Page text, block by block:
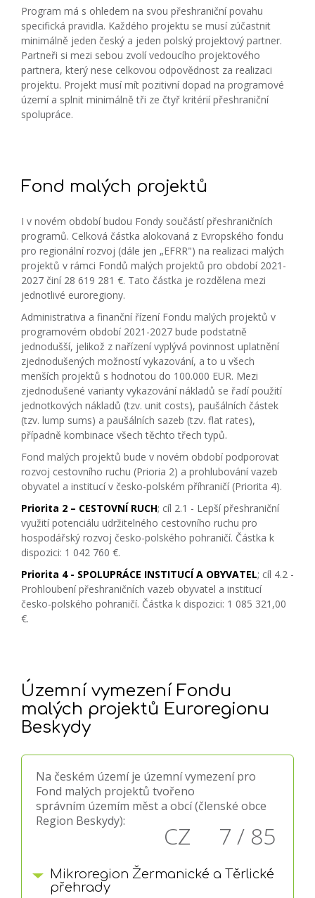
Program má s ohledem na svou přeshraniční povahu
specifická pravidla. Každého projektu se musí zúčastnit
minimálně jeden český a jeden polský projektový partner.
Partneři si mezi sebou zvolí vedoucího projektového
partnera, který nese celkovou odpovědnost za realizaci
projektu. Projekt musí mít pozitivní dopad na programové
území a splnit minimálně tři ze čtyř kritérií přeshraniční
spolupráce.
Fond malých projektů
I v novém období budou Fondy součástí přeshraničních
programů. Celková částka alokovaná z Evropského fondu
pro regionální rozvoj (dále jen „EFRR") na realizaci malých
projektů v rámci Fondů malých projektů pro období 2021-
2027 činí 28 619 281 €. Tato částka je rozdělena mezi
jednotlivé euroregiony.
Administrativa a finanční řízení Fondu malých projektů v
programovém období 2021-2027 bude podstatně
jednodušší, jelikož z nařízení vyplývá povinnost uplatnění
zjednodušených možností vykazování, a to u všech
menších projektů s hodnotou do 100.000 EUR. Mezi
zjednodušené varianty vykazování nákladů se řadí použití
jednotkových nákladů (tzv. unit costs), paušálních částek
(tzv. lump sums) a paušálních sazeb (tzv. flat rates),
případně kombinace všech těchto třech typů.
Fond malých projektů bude v novém období podporovat
rozvoj cestovního ruchu (Prioria 2) a prohlubování vazeb
obyvatel a institucí v česko-polském příhraničí (Priorita 4).
Priorita 2 – CESTOVNÍ RUCH; cíl 2.1 - Lepší přeshraniční
využití potenciálu udržitelného cestovního ruchu pro
hospodářský rozvoj česko-polského pohraničí. Částka k
dispozici: 1 042 760 €.
Priorita 4 - SPOLUPRÁCE INSTITUCÍ A OBYVATEL; cíl 4.2 -
Prohloubení přeshraničních vazeb obyvatel a institucí
česko-polského pohraničí. Částka k dispozici: 1 085 321,00
€.
Územní vymezení Fondu
malých projektů Euroregionu
Beskydy
Na českém území je územní vymezení pro
Fond malých projektů tvořeno
správním územím měst a obcí (členské obce
Region Beskydy):
CZ 7 / 85
Mikroregion Žermanické a Těrlické
přehrady